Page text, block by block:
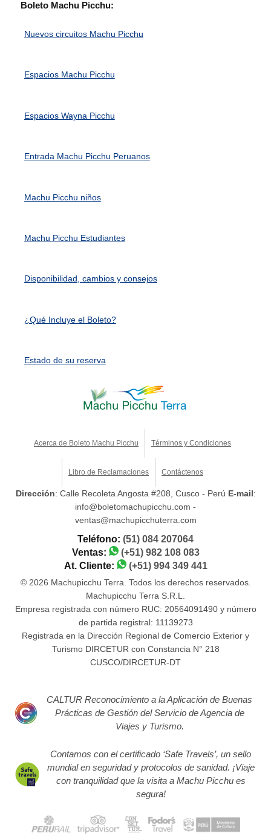
Boleto Machu Picchu:
Nuevos circuitos Machu Picchu
Espacios Machu Picchu
Espacios Wayna Picchu
Entrada Machu Picchu Peruanos
Machu Picchu niños
Machu Picchu Estudiantes
Disponibilidad, cambios y consejos
¿Qué Incluye el Boleto?
Estado de su reserva
Acerca de Boleto Machu Picchu Términos y Condiciones
Libro de Reclamaciones Contáctenos
Dirección: Calle Recoleta Angosta #208, Cusco - Perú E-mail:
info@boletomachupicchu.com -
ventas@machupicchuterra.com
Teléfono: (51) 084 207064
Ventas:
(+51) 982 108 083
At. Cliente:
(+51) 994 349 441
© 2026 Machupicchu Terra. Todos los derechos reservados.
Machupicchu Terra S.R.L.
Empresa registrada con número RUC: 20564091490 y número
de partida registral: 11139273
Registrada en la Dirección Regional de Comercio Exterior y
Turismo DIRCETUR con Constancia N° 218
CUSCO/DIRCETUR-DT
CALTUR Reconocimiento a la Aplicación de Buenas
Prácticas de Gestión del Servicio de Agencia de
Viajes y Turismo.
Contamos con el certificado ‘Safe Travels’, un sello
mundial en seguridad y protocolos de sanidad. ¡Viaje
con tranquilidad que la visita a Machu Picchu es
segura!